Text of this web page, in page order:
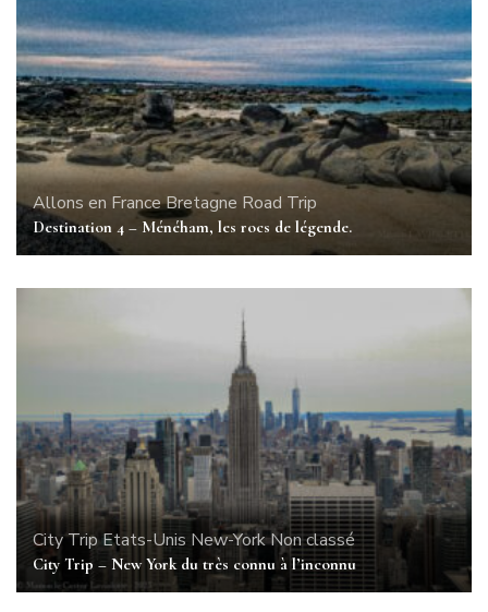
Allons en FranceBretagne Road Trip
Destination 4 – Ménéham, les rocs de légende.
City Trip Etats-Unis New-YorkNon classé
City Trip – New York du très connu à l’inconnu